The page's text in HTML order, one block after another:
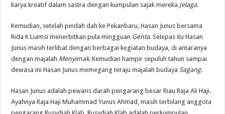
karya kreatif dalam sastra dengan kumpulan sajak mereka Jelaga.
Kemudian, setelah pindah dah ke Pekanbaru, Hasan Junus bersama
Rida K Liamsi menerbitkan pula mingguan Genta. Selepas itu Hasan
Junus masih terlibat dengan berbagai kegiatan budaya, di antaranya
dengan majalah Menyimak. Kemudian hampir sepuluh tahun sampai
dewasa ini Hasan Junus memegang teraju majalah budaya Sagang.
Hasan Junus adalah pewaris darah pengarang besar Riau Raja Ali Haji.
Ayahnya Raja Haji Muhammad Yunus Ahmad, masih terbilang anggota